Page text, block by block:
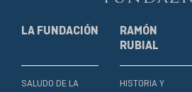
LA FUNDACIÓN
SALUDO DE LA
RAMÓN
RUBIAL
HISTORIA Y